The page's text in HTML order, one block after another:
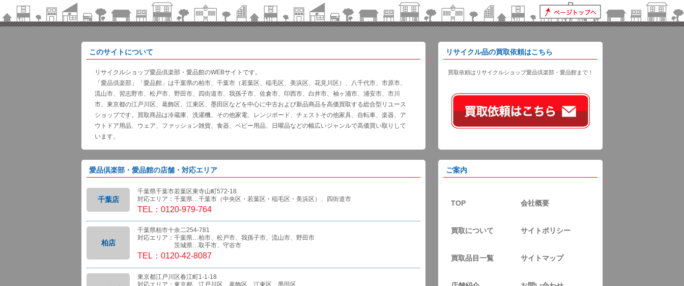
このサイトについて
リサイクルショップ愛品倶楽部・愛品館のWEBサイトです。
「愛品倶楽部」「愛品館」は千葉県の柏市、千葉市（若葉区、稲毛区、美浜区、花見川区）、八千代市、市原市、
流山市、習志野市、松戸市、野田市、四街道市、我孫子市、佐倉市、印西市、白井市、袖ヶ浦市、浦安市、市川
市、東京都の江戸川区、葛飾区、江東区、墨田区などを中心に中古および新品商品を高価買取する総合型リユース
ショップです。買取商品は冷蔵庫、洗濯機、その他家電、レンジボード、チェストその他家具、自転車、楽器、ア
ウトドア用品、ウェア、ファッション雑貨、食器、ベビー用品、日曜品などの幅広いジャンルで高価買い取りして
います。
リサイクル品の買取依頼はこちら
買取依頼はリサイクルショップ愛品倶楽部・愛品館まで！
愛品倶楽部・愛品館の店舗・対応エリア
千葉店
千葉県千葉市若葉区東寺山町572-18
対応エリア：千葉県…千葉市（中央区・若葉区・稲毛区・美浜区）、四街道市
TEL：0120-979-764
柏店
千葉県柏市十余二254-781
対応エリア：千葉県…柏市、松戸市、我孫子市、流山市、野田市
茨城県…取手市、守谷市
TEL：0120-42-8087
東京都江戸川区春江町1-1-18
対応エリア：東京都…江戸川区、葛飾区、江東区、墨田区
ご案内
TOP 会社概要
買取について サイトポリシー
買取品目一覧 サイトマップ